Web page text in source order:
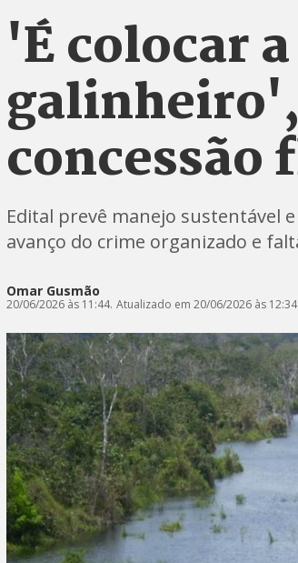
'É colocar
concessão
Edital prevê manejo sustentável
avanço do crime organizado e
Omar Gusmão
20/06/2026 às 11:44. Atualizado em 20/06/2026 às 12:34